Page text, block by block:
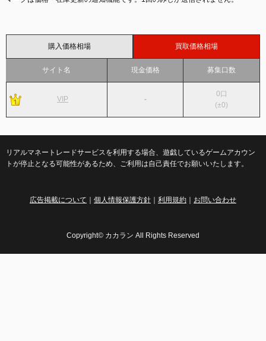
購入価格相場 買取価格相場
サイト名 現金価格 募集口数
VIP -
0 口
(±0)
リアルマネートレードサービスを利用する場合、遊戯しているゲームアカウン
トが停止となる可能性があるため、ご利用は自己責任でお願いいたします。
広告掲載について 個人情報保護方針 利用規約 お問い合わせ
Copyright© カカラン All Rights Reserved